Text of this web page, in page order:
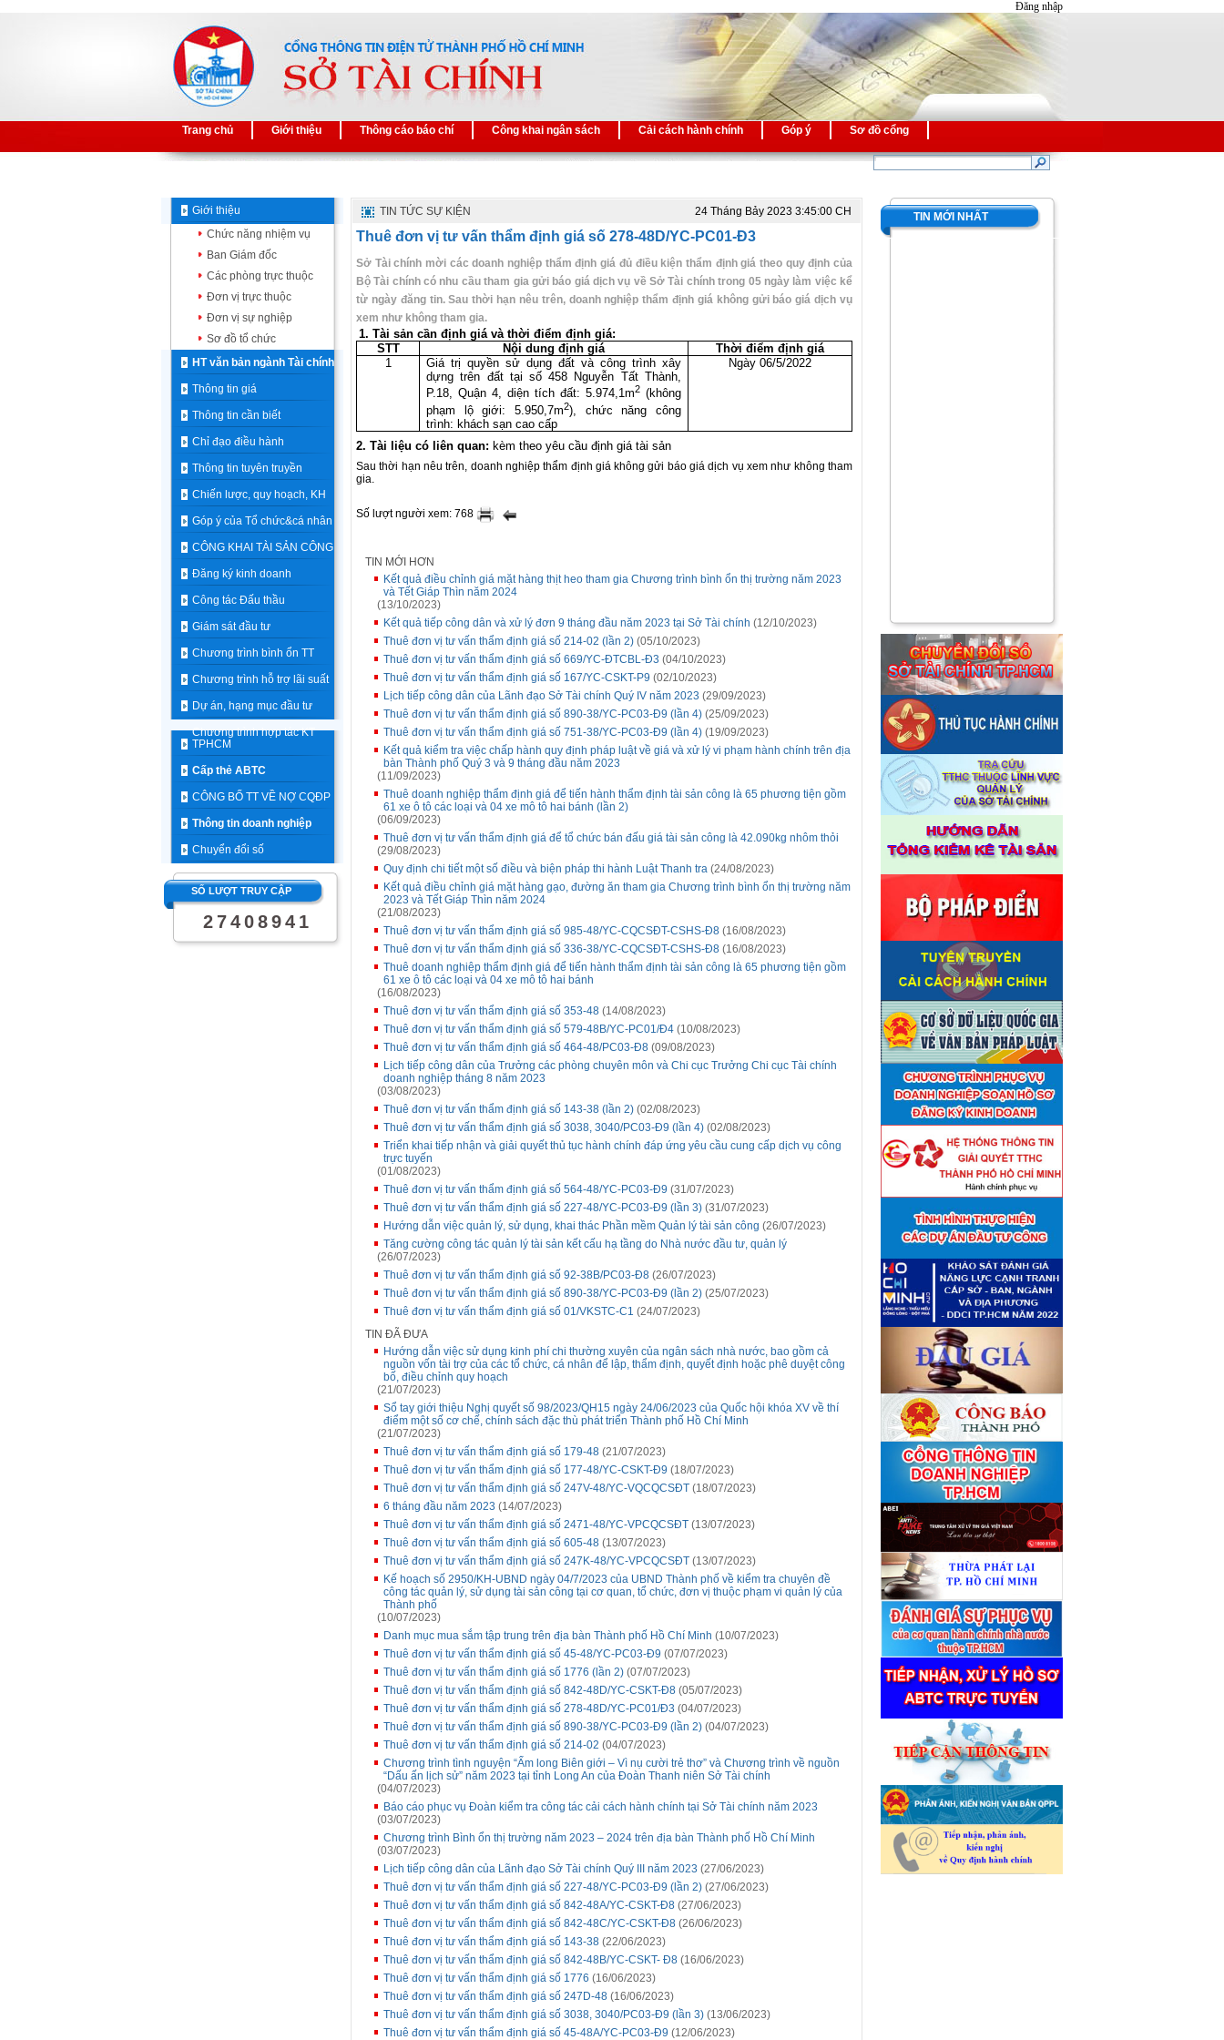
Đăng nhập
Trang chủ Giới thiệu Thông cáo báo chí Công khai ngân sách Cải cách hành chính Góp ý Sơ đồ cổng
Giới thiệu
Chức năng nhiệm vụ
Ban Giám đốc
Các phòng trực thuộc
Đơn vị trực thuộc
Đơn vị sự nghiệp
Sơ đồ tổ chức
HT văn bản ngành Tài chính
Thông tin giá
Thông tin cần biết
Chỉ đạo điều hành
Thông tin tuyên truyền
Chiến lược, quy hoạch, KH
Góp ý của Tổ chức&cá nhân
CÔNG KHAI TÀI SẢN CÔNG
Đăng ký kinh doanh
Công tác Đấu thầu
Giám sát đầu tư
Chương trình bình ổn TT
Chương trình hỗ trợ lãi suất
Dự án, hạng mục đầu tư
Chương trình hợp tác KT
TPHCM
Cấp thẻ ABTC
CÔNG BỐ TT VỀ NỢ CQĐP
Thông tin doanh nghiệp
Chuyển đổi số
SỐ LƯỢT TRUY CẬP
2 7 4 0 8 9 4 1
TIN TỨC SỰ KIỆN 24 Tháng Bảy 2023 3:45:00 CH
Thuê đơn vị tư vấn thẩm định giá số 278-48D/YC-PC01-Đ3
Sở Tài chính mời các doanh nghiệp thẩm định giá đủ điều kiện thẩm định giá theo quy định của
Bộ Tài chính có nhu cầu tham gia gửi báo giá dịch vụ về Sở Tài chính trong 05 ngày làm việc kể
từ ngày đăng tin. Sau thời hạn nêu trên, doanh nghiệp thẩm định giá không gửi báo giá dịch vụ
xem như không tham gia.
1. Tài sản cần định giá và thời điểm định giá:
STT
Nội dung định giá
Thời điểm định giá
1
Giá trị quyền sử dụng đất và công trình xây
dựng trên đất tại số 458 Nguyễn Tất Thành,
P.18, Quận 4, diện tích đất: 5.974,1m2(không
phạm lộ giới: 5.950,7m2), chức năng công
trình: khách sạn cao cấp
Ngày 06/5/2022
2. Tài liệu có liên quan: kèm theo yêu cầu định giá tài sản
Sau thời hạn nêu trên, doanh nghiệp thẩm định giá không gửi báo giá dịch vụ xem như không tham
gia.
Số lượt người xem: 768
TIN MỚI HƠN
Kết quả điều chỉnh giá mặt hàng thịt heo tham gia Chương trình bình ổn thị trường năm 2023
và Tết Giáp Thìn năm 2024
(13/10/2023)
Kết quả tiếp công dân và xử lý đơn 9 tháng đầu năm 2023 tại Sở Tài chính (12/10/2023)
Thuê đơn vị tư vấn thẩm định giá số 214-02 (lần 2) (05/10/2023)
Thuê đơn vị tư vấn thẩm định giá số 669/YC-ĐTCBL-Đ3 (04/10/2023)
Thuê đơn vị tư vấn thẩm định giá số 167/YC-CSKT-P9 (02/10/2023)
Lịch tiếp công dân của Lãnh đạo Sở Tài chính Quý IV năm 2023 (29/09/2023)
Thuê đơn vị tư vấn thẩm định giá số 890-38/YC-PC03-Đ9 (lần 4) (25/09/2023)
Thuê đơn vị tư vấn thẩm định giá số 751-38/YC-PC03-Đ9 (lần 4) (19/09/2023)
Kết quả kiểm tra việc chấp hành quy định pháp luật về giá và xử lý vi phạm hành chính trên địa
bàn Thành phố Quý 3 và 9 tháng đầu năm 2023
(11/09/2023)
Thuê doanh nghiệp thẩm định giá để tiến hành thẩm định tài sản công là 65 phương tiện gồm
61 xe ô tô các loại và 04 xe mô tô hai bánh (lần 2)
(06/09/2023)
Thuê đơn vị tư vấn thẩm định giá để tổ chức bán đấu giá tài sản công là 42.090kg nhôm thỏi
(29/08/2023)
Quy định chi tiết một số điều và biện pháp thi hành Luật Thanh tra (24/08/2023)
Kết quả điều chỉnh giá mặt hàng gạo, đường ăn tham gia Chương trình bình ổn thị trường năm
2023 và Tết Giáp Thìn năm 2024
(21/08/2023)
Thuê đơn vị tư vấn thẩm định giá số 985-48/YC-CQCSĐT-CSHS-Đ8 (16/08/2023)
Thuê đơn vị tư vấn thẩm định giá số 336-38/YC-CQCSĐT-CSHS-Đ8 (16/08/2023)
Thuê doanh nghiệp thẩm định giá để tiến hành thẩm định tài sản công là 65 phương tiện gồm
61 xe ô tô các loại và 04 xe mô tô hai bánh
(16/08/2023)
Thuê đơn vị tư vấn thẩm định giá số 353-48 (14/08/2023)
Thuê đơn vị tư vấn thẩm định giá số 579-48B/YC-PC01/Đ4 (10/08/2023)
Thuê đơn vị tư vấn thẩm định giá số 464-48/PC03-Đ8 (09/08/2023)
Lịch tiếp công dân của Trưởng các phòng chuyên môn và Chi cục Trưởng Chi cục Tài chính
doanh nghiệp tháng 8 năm 2023
(03/08/2023)
Thuê đơn vị tư vấn thẩm định giá số 143-38 (lần 2) (02/08/2023)
Thuê đơn vị tư vấn thẩm định giá số 3038, 3040/PC03-Đ9 (lần 4) (02/08/2023)
Triển khai tiếp nhận và giải quyết thủ tục hành chính đáp ứng yêu cầu cung cấp dịch vụ công
trực tuyến
(01/08/2023)
Thuê đơn vị tư vấn thẩm định giá số 564-48/YC-PC03-Đ9 (31/07/2023)
Thuê đơn vị tư vấn thẩm định giá số 227-48/YC-PC03-Đ9 (lần 3) (31/07/2023)
Hướng dẫn việc quản lý, sử dụng, khai thác Phần mềm Quản lý tài sản công (26/07/2023)
Tăng cường công tác quản lý tài sản kết cấu hạ tầng do Nhà nước đầu tư, quản lý
(26/07/2023)
Thuê đơn vị tư vấn thẩm định giá số 92-38B/PC03-Đ8 (26/07/2023)
Thuê đơn vị tư vấn thẩm định giá số 890-38/YC-PC03-Đ9 (lần 2) (25/07/2023)
Thuê đơn vị tư vấn thẩm định giá số 01/VKSTC-C1 (24/07/2023)
TIN ĐÃ ĐƯA
Hướng dẫn việc sử dụng kinh phí chi thường xuyên của ngân sách nhà nước, bao gồm cả
nguồn vốn tài trợ của các tổ chức, cá nhân để lập, thẩm định, quyết định hoặc phê duyệt công
bố, điều chỉnh quy hoạch
(21/07/2023)
Sổ tay giới thiệu Nghị quyết số 98/2023/QH15 ngày 24/06/2023 của Quốc hội khóa XV về thí
điểm một số cơ chế, chính sách đặc thù phát triển Thành phố Hồ Chí Minh
(21/07/2023)
Thuê đơn vị tư vấn thẩm định giá số 179-48 (21/07/2023)
Thuê đơn vị tư vấn thẩm định giá số 177-48/YC-CSKT-Đ9 (18/07/2023)
Thuê đơn vị tư vấn thẩm định giá số 247V-48/YC-VQCQCSĐT (18/07/2023)
6 tháng đầu năm 2023 (14/07/2023)
Thuê đơn vị tư vấn thẩm định giá số 2471-48/YC-VPCQCSĐT (13/07/2023)
Thuê đơn vị tư vấn thẩm định giá số 605-48 (13/07/2023)
Thuê đơn vị tư vấn thẩm định giá số 247K-48/YC-VPCQCSĐT (13/07/2023)
Kế hoạch số 2950/KH-UBND ngày 04/7/2023 của UBND Thành phố về kiểm tra chuyên đề
công tác quản lý, sử dụng tài sản công tại cơ quan, tổ chức, đơn vị thuộc phạm vi quản lý của
Thành phố
(10/07/2023)
Danh mục mua sắm tập trung trên địa bàn Thành phố Hồ Chí Minh (10/07/2023)
Thuê đơn vị tư vấn thẩm định giá số 45-48/YC-PC03-Đ9 (07/07/2023)
Thuê đơn vị tư vấn thẩm định giá số 1776 (lần 2) (07/07/2023)
Thuê đơn vị tư vấn thẩm định giá số 842-48D/YC-CSKT-Đ8 (05/07/2023)
Thuê đơn vị tư vấn thẩm định giá số 278-48D/YC-PC01/Đ3 (04/07/2023)
Thuê đơn vị tư vấn thẩm định giá số 890-38/YC-PC03-Đ9 (lần 2) (04/07/2023)
Thuê đơn vị tư vấn thẩm định giá số 214-02 (04/07/2023)
Chương trình tình nguyện “Ấm long Biên giới – Vì nụ cười trẻ thơ” và Chương trình về nguồn
“Dấu ấn lịch sử” năm 2023 tại tỉnh Long An của Đoàn Thanh niên Sở Tài chính
(04/07/2023)
Báo cáo phục vụ Đoàn kiểm tra công tác cải cách hành chính tại Sở Tài chính năm 2023
(03/07/2023)
Chương trình Bình ổn thị trường năm 2023 – 2024 trên địa bàn Thành phố Hồ Chí Minh
(03/07/2023)
Lịch tiếp công dân của Lãnh đạo Sở Tài chính Quý III năm 2023 (27/06/2023)
Thuê đơn vị tư vấn thẩm định giá số 227-48/YC-PC03-Đ9 (lần 2) (27/06/2023)
Thuê đơn vị tư vấn thẩm định giá số 842-48A/YC-CSKT-Đ8 (27/06/2023)
Thuê đơn vị tư vấn thẩm định giá số 842-48C/YC-CSKT-Đ8 (26/06/2023)
Thuê đơn vị tư vấn thẩm định giá số 143-38 (22/06/2023)
Thuê đơn vị tư vấn thẩm định giá số 842-48B/YC-CSKT- Đ8 (16/06/2023)
Thuê đơn vị tư vấn thẩm định giá số 1776 (16/06/2023)
Thuê đơn vị tư vấn thẩm định giá số 247D-48 (16/06/2023)
Thuê đơn vị tư vấn thẩm định giá số 3038, 3040/PC03-Đ9 (lần 3) (13/06/2023)
Thuê đơn vị tư vấn thẩm định giá số 45-48A/YC-PC03-Đ9 (12/06/2023)
TIN MỚI NHẤT
Thuê đơn vị tư vấn thẩm định
giá tài sản theo 09 Yêu cầu
định giá tài sản (04/08)
■ Quyết định số 4489/QĐ-
UBND ngày 21 tháng 7 năm
2026 của Ủy ban nhân dân
Thành phố về việc công bố
danh mục thủ tục hành chính
bị bãi bỏ lĩnh vực Công nghệ
thông tin thuộc phạm vi chức
năng quản lý của Sở Tài
chính (27/07)
Quyết định số 4477/QĐ-
UBND ngày 20 tháng 7 năm
2026 của Ủy ban nhân dân
Thành phố về việc công bố
danh mục thủ tục hành chính
nội bộ mới ban hành lĩnh vực
Công nghệ thông tin thuộc
phạm vi chức năng quản lý
của Sở Tài chính (27/07)
■ Thuê đơn vị tư vấn thẩm định
giá số C45701 (lần 2)
(27/07)
Thuê đơn vị tư vấn thẩm định
giá số 38965